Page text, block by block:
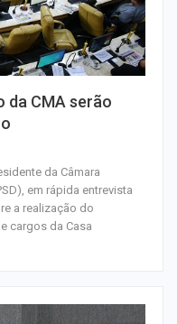
da CMA serão
da Câmara
em rápida entrevista
a realização do
cargos da Casa